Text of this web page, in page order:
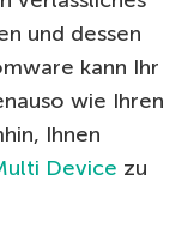
und dessen
kann Ihr
wie Ihren
Ihnen
Device zu